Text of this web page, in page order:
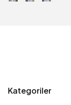
Kategoriler